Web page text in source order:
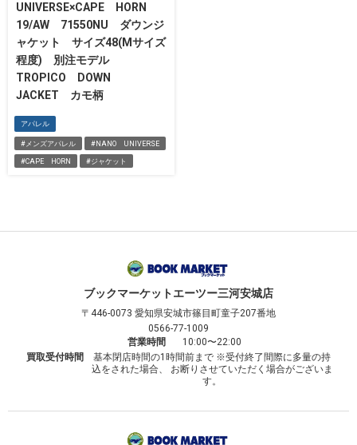
UNIVERSE×CAPE HORN
19/AW 71550NU ダウンジ
ャケット サイズ48(Mサイズ
程度) 別注モデル
TROPICO DOWN
JACKET カモ柄
アパレル
#メンズアパレル #NANO UNIVERSE
#CAPE HORN #ジャケット
ブックマーケットエーツー三河安城店
〒446-0073 愛知県安城市篠目町童子207番地
0566-77-1009
営業時間
10:00〜22:00
買取受付時間
基本閉店時間の1時間前まで ※受付終了間際に多量の持
込をされた場合、 お断りさせていただく場合がございま
す。